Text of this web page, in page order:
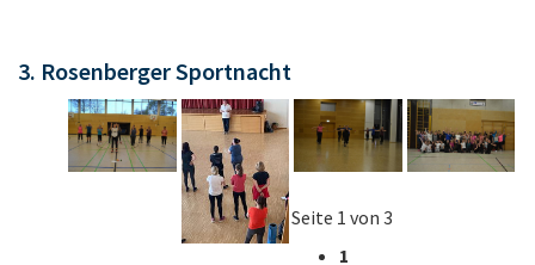
3. Rosenberger Sportnacht
Seite 1 von 3
1